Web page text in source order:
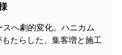
へ劇的変化。ハニカム
たらした、集客増と施工